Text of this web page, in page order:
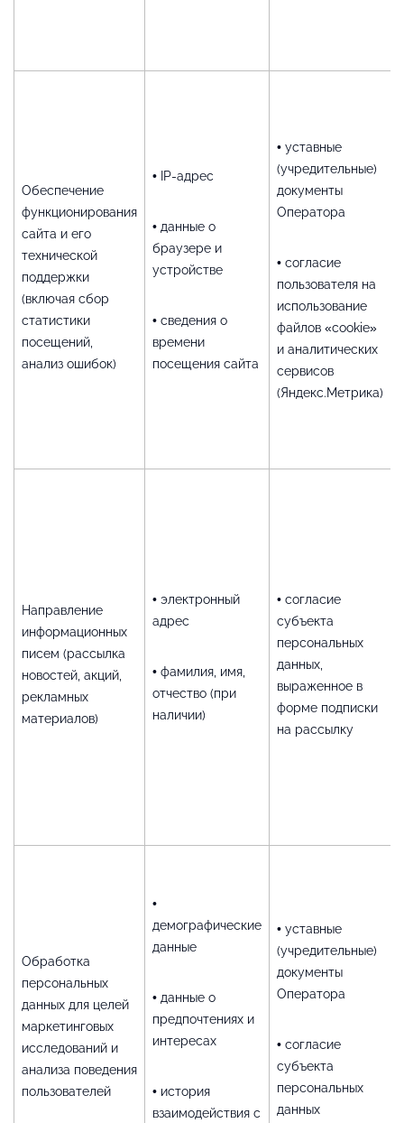
Обеспечение
функционирования
сайта и его
технической
поддержки
(включая сбор
статистики
посещений,
анализ ошибок)
• IP-адрес
• данные о
браузере и
устройстве
• сведения о
времени
посещения сайта
• уставные
(учредительные)
документы
Оператора
• согласие
пользователя на
использование
файлов «cookie»
и аналитических
сервисов
(Яндекс.Метрика)
Направление
информационных
писем (рассылка
новостей, акций,
рекламных
материалов)
• электронный
адрес
• фамилия, имя,
отчество (при
наличии)
• согласие
субъекта
персональных
данных,
выраженное в
форме подписки
на рассылку
Обработка
персональных
данных для целей
маркетинговых
исследований и
анализа поведения
пользователей
•
демографические
данные
• данные о
предпочтениях и
интересах
• история
взаимодействия с
• уставные
(учредительные)
документы
Оператора
• согласие
субъекта
персональных
данных